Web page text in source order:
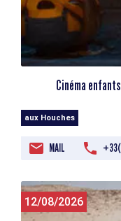
Cinéma
aux Houches
MAIL
12/08/2026